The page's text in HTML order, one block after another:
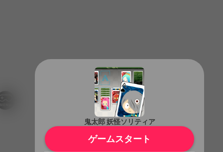
鬼太郎 妖怪ソリティア
ゲームスタート